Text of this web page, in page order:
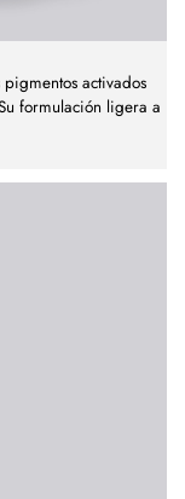
activados
formulación ligera a